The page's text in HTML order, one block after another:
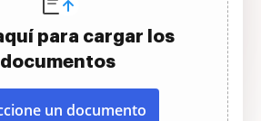
para cargar los
documentos
un documento